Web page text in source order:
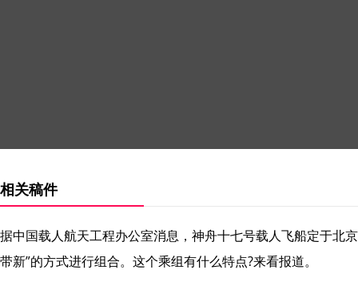
相关稿件
据中国载人航天工程办公室消息，神舟十七号载人飞船定于北
带新”的方式进行组合。这个乘组有什么特点?来看报道。